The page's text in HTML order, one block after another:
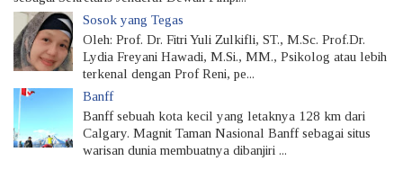
Sosok yang Tegas
Oleh: Prof. Dr. Fitri Yuli Zulkifli, ST., M.Sc. Prof.Dr.
Lydia Freyani Hawadi, M.Si., MM., Psikolog atau lebih
terkenal dengan Prof Reni, pe...
Banff
Banff sebuah kota kecil yang letaknya 128 km dari
Calgary. Magnit Taman Nasional Banff sebagai situs
warisan dunia membuatnya dibanjiri ...